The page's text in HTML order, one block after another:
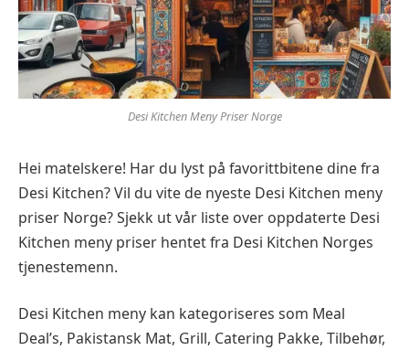
Desi Kitchen Meny Priser Norge
Hei matelskere! Har du lyst på favorittbitene dine fra
Desi Kitchen? Vil du vite de nyeste Desi Kitchen meny
priser Norge? Sjekk ut vår liste over oppdaterte Desi
Kitchen meny priser hentet fra Desi Kitchen Norges
tjenestemenn.
Desi Kitchen meny kan kategoriseres som Meal
Deal’s, Pakistansk Mat, Grill, Catering Pakke, Tilbehør,